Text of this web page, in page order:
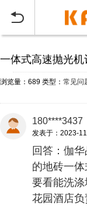

一体式高速抛光机
浏览量：689 类型： 常见问
180****3437
发表于：2023-
回答：伽
的地砖一
要看能洗
花园酒店